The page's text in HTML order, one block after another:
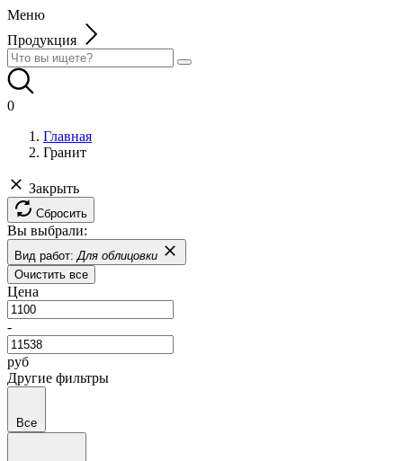
Меню
Продукция
0
Главная
Гранит
Закрыть
Сбросить
Вы выбрали:
Вид работ:Для облицовки
Очистить все
Цена
-
руб
Другие фильтры
Все